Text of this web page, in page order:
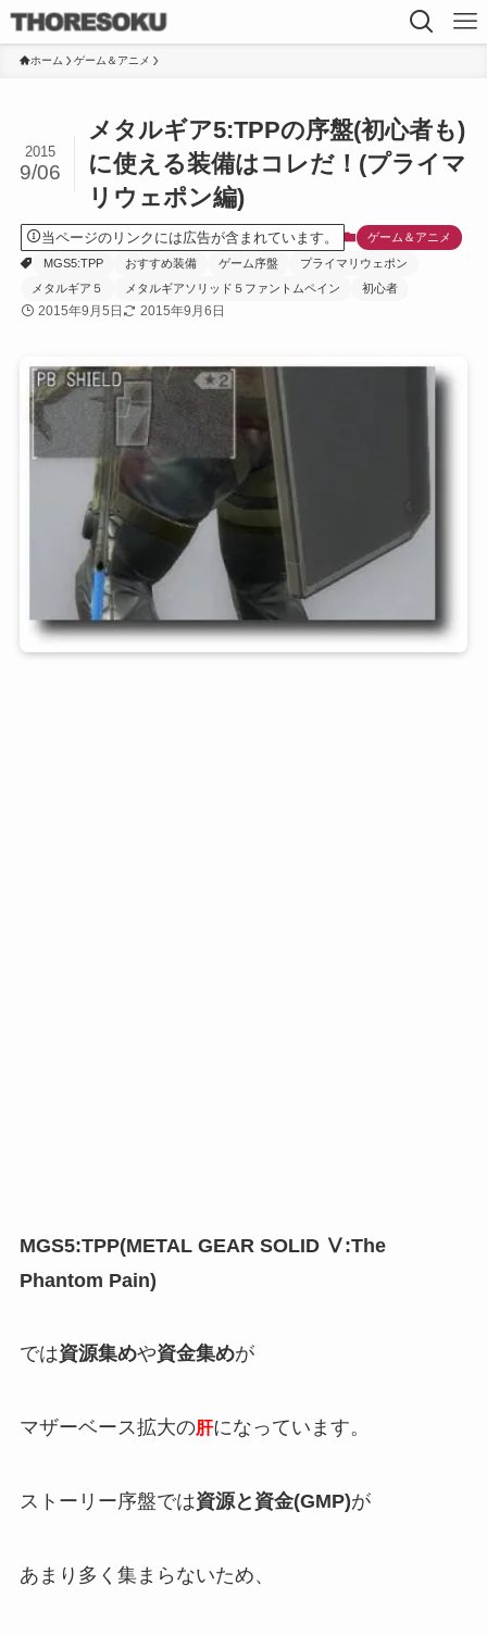
ホーム ゲーム＆アニメ
メタルギア5:TPPの序盤(初心者も)
に使える装備はコレだ！(プライマ
リウェポン編)
2015
9/06
当ページのリンクには広告が含まれています。
ゲーム＆アニメ
MGS5:TPP
おすすめ装備 ゲーム序盤
プライマリウェポン
メタルギア５
メタルギアソリッド５ファントムペイン 初心者
2015年9月5日 2015年9月6日
MGS5:TPP(METAL GEAR SOLID Ⅴ:The
Phantom Pain)
では資源集めや資金集めが
マザーベース拡大の肝になっています。
ストーリー序盤では資源と資金(GMP)が
あまり多く集まらないため、